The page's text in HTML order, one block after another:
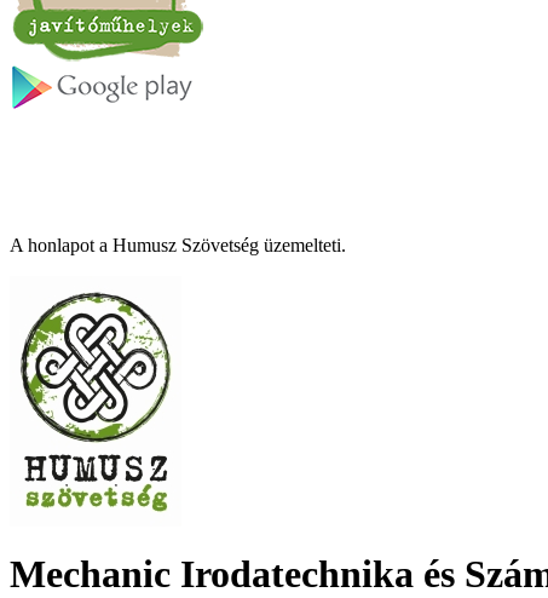
A honlapot a Humusz Szövetség üzemelteti.
Mechanic Irodatechnika és